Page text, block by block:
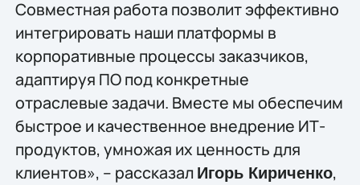
Совместная работа позволит эффективно
интегрировать наши платформы в
корпоративные процессы заказчиков,
адаптируя ПО под конкретные
отраслевые задачи. Вместе мы обеспечим
быстрое и качественное внедрение ИТ-
продуктов, умножая их ценность для
клиентов», – рассказал Игорь Кириченко,